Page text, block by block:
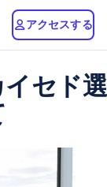
アクセスする
セド選